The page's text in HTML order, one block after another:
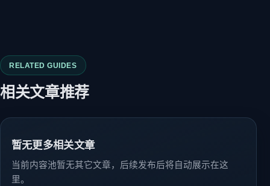
RELATED GUIDES
相关文章推荐
暂无更多相关文章
当前内容池暂无其它文章，后续发布后将自动展示在这
里。